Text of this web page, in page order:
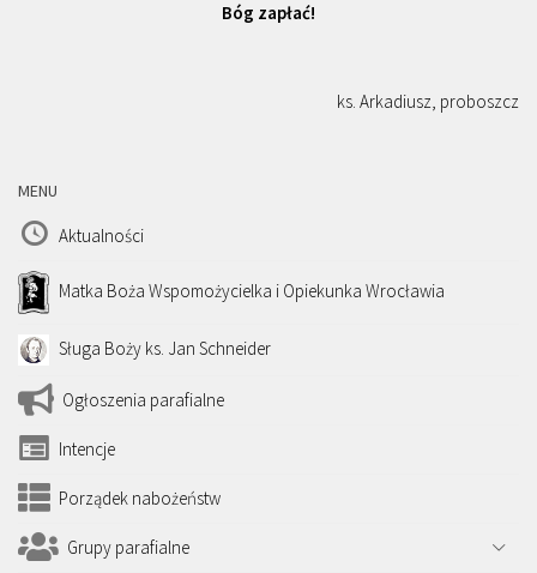
Bóg zapłać!
ks. Arkadiusz, proboszcz
MENU
Aktualności
Matka Boża Wspomożycielka i Opiekunka Wrocławia
Sługa Boży ks. Jan Schneider
Ogłoszenia parafialne
Intencje
Porządek nabożeństw
Grupy parafialne